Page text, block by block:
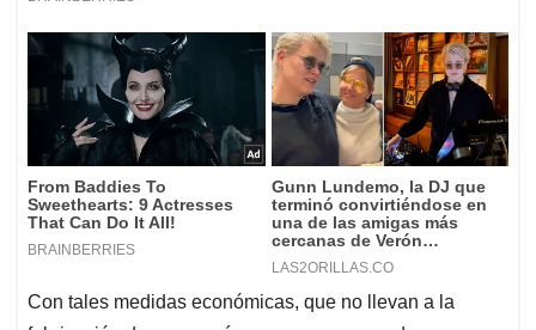
Con tales medidas económicas, que no llevan a la